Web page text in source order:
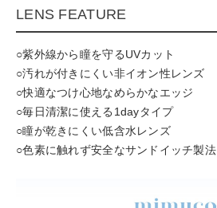
LENS FEATURE
○紫外線から瞳を守るUVカット
○汚れが付きにくい非イオン性レンズ
○快適なつけ心地なめらかなエッジ
○毎日清潔に使える1dayタイプ
○瞳が乾きにくい低含水レンズ
○色素に触れず安全なサンドイッチ製法